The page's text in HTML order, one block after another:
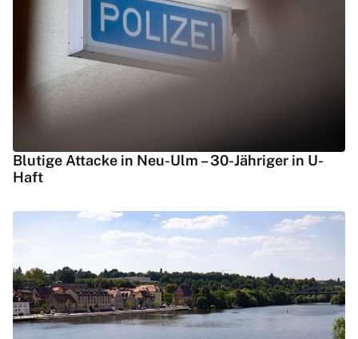
Blutige Attacke in Neu-Ulm – 30-Jähriger in U-
Haft